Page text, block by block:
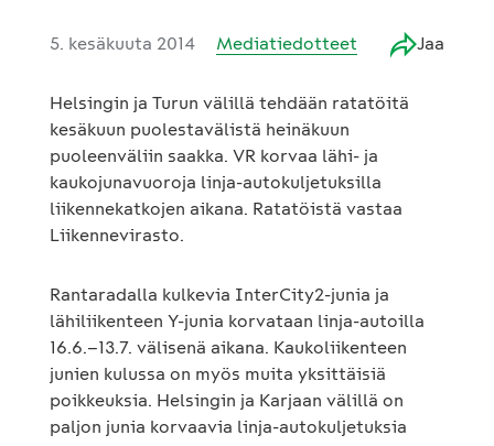
5. kesäkuuta 2014 Mediatiedotteet Jaa
Helsingin ja Turun välillä tehdään ratatöitä
kesäkuun puolestavälistä heinäkuun
puoleenväliin saakka. VR korvaa lähi- ja
kaukojunavuoroja linja-autokuljetuksilla
liikennekatkojen aikana. Ratatöistä vastaa
Liikennevirasto.
Rantaradalla kulkevia InterCity2-junia ja
lähiliikenteen Y-junia korvataan linja-autoilla
16.6.–13.7. välisenä aikana. Kaukoliikenteen
junien kulussa on myös muita yksittäisiä
poikkeuksia. Helsingin ja Karjaan välillä on
paljon junia korvaavia linja-autokuljetuksia